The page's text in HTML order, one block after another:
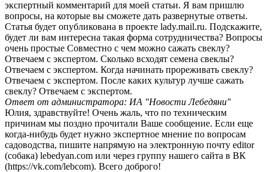
экспертный комментарий для моей статьи. Я вам пришлю
вопросы, на которые вы сможете дать развернутые ответы.
Статья будет опубликована в проекте lady.mail.ru. Подскажите,
будет ли вам интересна такая форма сотрудничества? Вопросы
очень простые Совместно с чем можно сажать свеклу?
Отвечаем с экспертом. Сколько всходят семена свеклы?
Отвечаем с экспертом. Когда начинать прореживать свеклу?
Отвечаем с экспертом. После каких культур лучше сажать
свеклу? Отвечаем с экспертом.
Ответ от администратора: ИА "Новости Лебедяни"
Юлия, здравствуйте! Очень жаль, что по техническим
причинам мы поздно прочитали Ваше сообщение. Если еще
когда-нибудь будет нужно экспертное мнение по вопросам
садоводства, пишите напрямую на электронную почту editor
(собака) lebedyan.com или через группу нашего сайта в ВК
(https://vk.com/lebcom). Всего доброго!